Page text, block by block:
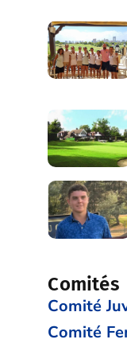
Comités
Comité
Comité